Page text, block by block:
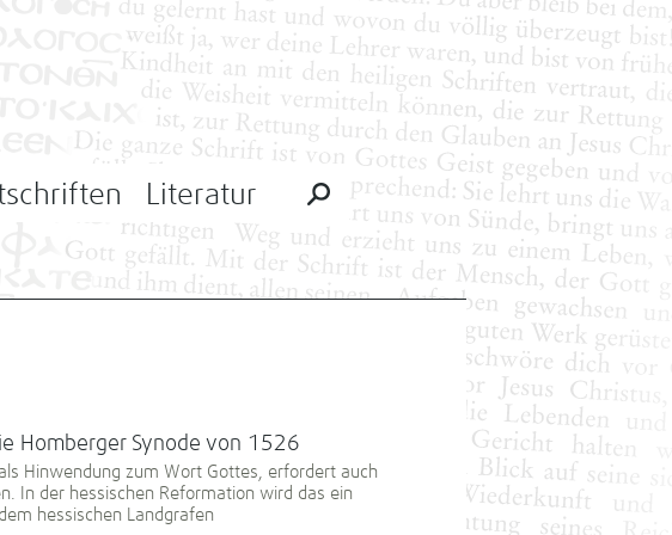
Literatur
Homberger Synode von 1526
Hinwendung zum Wort Gottes, erfordert auch
In der hessischen Reformation wird das ein
hessischen Landgrafen